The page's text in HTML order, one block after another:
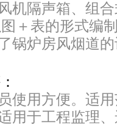
机隔声箱、组
＋表的形式编
锅炉房风烟道
使用方便。适
用于工程监理